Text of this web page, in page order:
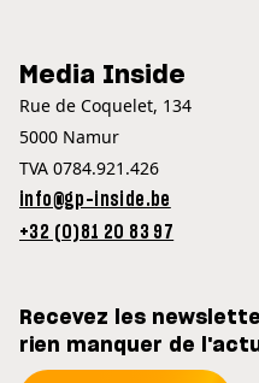
Media Inside
Rue de Coquelet, 134
5000 Namur
TVA 0784.921.426
info@gp-inside.be
+32 (0)81 20 83 97
Recevez les
rien manquer de